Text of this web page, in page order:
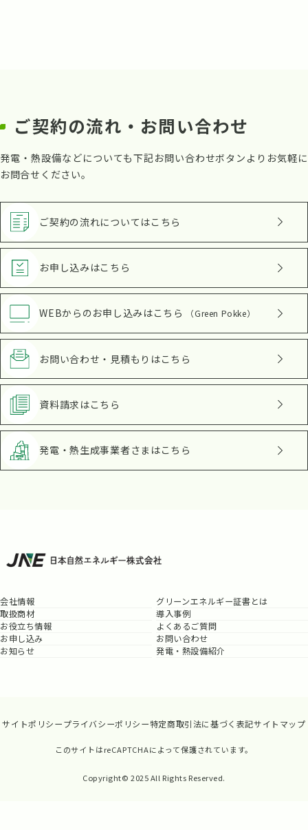
ご契約の流れ・お問い合わせ
発電・熱設備などについても下記お問い合わせボタンよりお気軽に
お問合せください。
ご契約の流れについてはこちら
お申し込みはこちら
WEBからのお申し込みはこちら （Green Pokke）
お問い合わせ・見積もり はこちら
資料請求 はこちら
発電・熱生成事業者さま はこちら
会社情報
グリーンエネルギー証書とは
取扱商材
導入事例
お役立ち情報
よくあるご質問
お申し込み
お問い合わせ
お知らせ
発電・熱設備紹介
サイトポリシープライバシーポリシー特定商取引法に基づく表記サイトマップ
このサイトはreCAPTCHAによって保護されています。
Copyright© 2025 All Rights Reserved.